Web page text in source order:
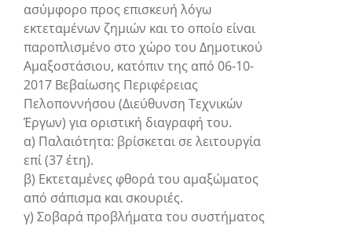
ασύμφορο προς επισκευή λόγω
εκτεταμένων ζημιών και το οποίο είναι
παροπλισμένο στο χώρο του Δημοτικού
Αμαξοστάσιου, κατόπιν της από 06-10-
2017 Βεβαίωσης Περιφέρειας
Πελοποννήσου (Διεύθυνση Τεχνικών
Έργων) για οριστική διαγραφή του.
α) Παλαιότητα: βρίσκεται σε λειτουργία
επί (37 έτη).
β) Εκτεταμένες φθορά του αμαξώματος
από σάπισμα και σκουριές.
γ) Σοβαρά προβλήματα του συστήματος